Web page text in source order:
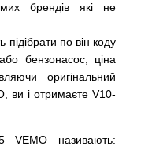
брендів які
не
підібрати по він коду
або бензонасос,
ціна
оригінальний
ви і отримаєте V10-
VEMO називають: